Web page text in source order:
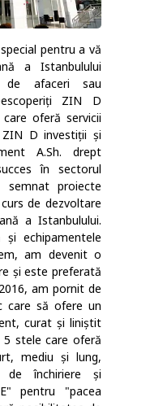
pentru a vă
a Istanbulului
de afaceri sau
ZIN D
care oferă servicii
D investiții și
A.Sh. drept
în sectorul
proiecte
de dezvoltare
a Istanbulului.
și echipamentele
am devenit o
și este preferată
am pornit de
care să ofere un
curat și liniștit
stele care oferă
mediu și lung,
de închiriere și
pentru "pacea